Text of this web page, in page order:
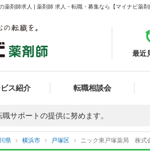
剤師求人 | 薬剤師 求人・転職・募集なら【マイナビ薬剤
最近
ス紹介 転職相談会
サポートの提供に努めます。
県 横浜市 戸塚区 ニック東戸塚薬局 株式